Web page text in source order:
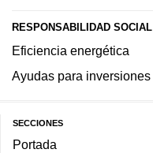
RESPONSABILIDAD SOCIAL
Eficiencia energética
Ayudas para inversiones
SECCIONES
Portada